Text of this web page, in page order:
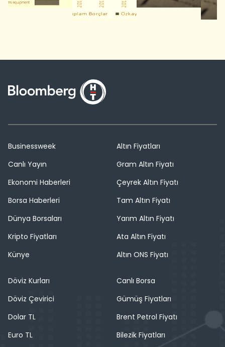
Businessweek
Canlı Yayın
Ekonomi Haberleri
Borsa Haberleri
Dünya Borsaları
Kripto Fiyatları
Künye
Altın Fiyatları
Gram Altın Fiyatı
Çeyrek Altın Fiyatı
Tam Altın Fiyatı
Yarım Altın Fiyatı
Ata Altın Fiyatı
Altın ONS Fiyatı
Döviz Kurları
Döviz Çevirici
Dolar TL
Euro TL
Canlı Borsa
Gümüş Fiyatları
Brent Petrol Fiyatı
Bilezik Fiyatları